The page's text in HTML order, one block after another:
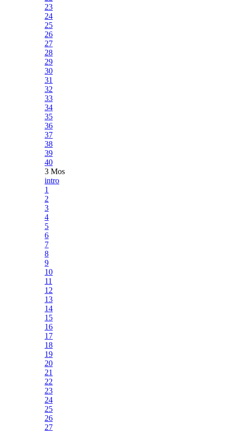
23
24
25
26
27
28
29
30
31
32
33
34
35
36
37
38
39
40
3 Mos
intro
1
2
3
4
5
6
7
8
9
10
11
12
13
14
15
16
17
18
19
20
21
22
23
24
25
26
27